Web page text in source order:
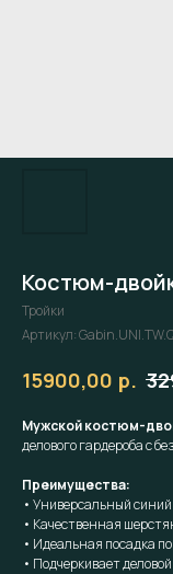
Костюм-
Тройки
Артикул:
15900,00 р.
Мужской костюм-
делового гардероба с
Преимущества:
• Универсальный
• Качественная
• Идеальная посадка
• Подчеркивает